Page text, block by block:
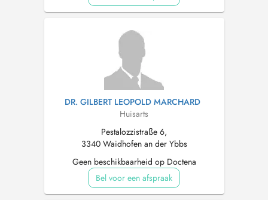
DR. GILBERT LEOPOLD MARCHARD
Huisarts
Pestalozzistraße 6,
3340 Waidhofen an der Ybbs
Geen beschikbaarheid op Doctena
Bel voor een afspraak